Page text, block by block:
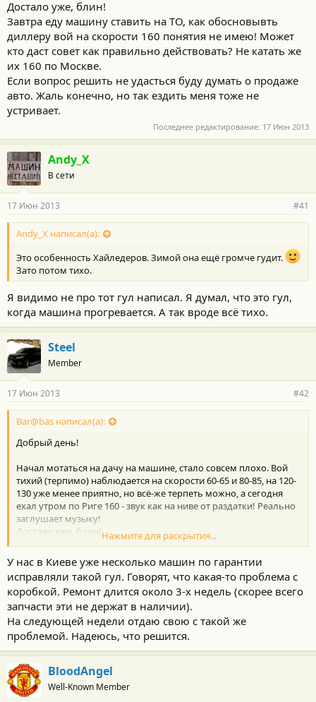
Достало уже, блин!
Завтра еду машину ставить на ТО, как обосновывть
диллеру вой на скорости 160 понятия не имею! Может
кто даст совет как правильно действовать? Не катать же
их 160 по Москве.
Если вопрос решить не удасться буду думать о продаже
авто. Жаль конечно, но так ездить меня тоже не
устривает.
Последнее редактирование: 17 Июн 2013
Andy_X
В сети
17 Июн 2013 #41
Andy_X написал(а):
Это особенность Хайледеров. Зимой она ещё громче гудит.
Зато потом тихо.
Я видимо не про тот гул написал. Я думал, что это гул,
когда машина прогревается. А так вроде всё тихо.
Steel
Member
17 Июн 2013 #42
Bar@bas написал(а):
Добрый день!
Начал мотаться на дачу на машине, стало совсем плохо. Вой
тихий (терпимо) наблюдается на скорости 60-65 и 80-85, на 120-
130 уже менее приятно, но всё-же терпеть можно, а сегодня
ехал утром по Риге 160 - звук как на ниве от раздатки! Реально
заглушает музыку!
Достало уже, блин!
Завтра еду машину ставить на ТО, как обосновывть диллеру
вой на скорости 160 понятия не имею! Может кто даст совет как
правильно действовать? Не катать же их 160 по Москве.
Если вопрос решить не удасться буду думать о продаже авто.
Жаль конечно, но так ездить меня тоже не устривает.
Нажмите для раскрытия...
У нас в Киеве уже несколько машин по гарантии
исправляли такой гул. Говорят, что какая-то проблема с
коробкой. Ремонт длится около 3-х недель (скорее всего
запчасти эти не держат в наличии).
На следующей недели отдаю свою с такой же
проблемой. Надеюсь, что решится.
BloodAngel
Well-Known Member